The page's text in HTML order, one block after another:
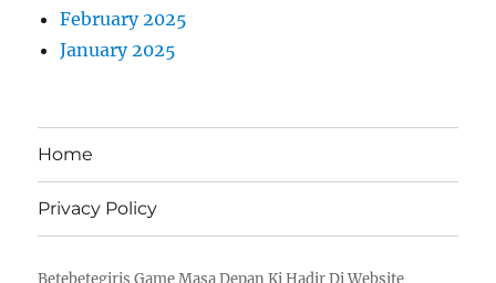
February 2025
January 2025
Home
Privacy Policy
Betebetegiris Game Masa Depan Ki Hadir Di Website